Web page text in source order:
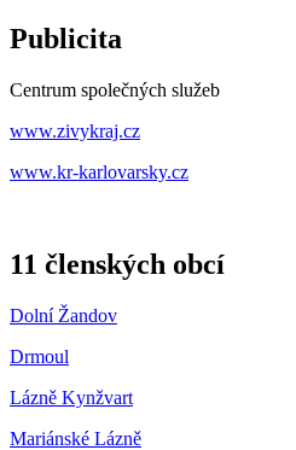
Publicita
Centrum společných služeb
www.zivykraj.cz
www.kr-karlovarsky.cz
11 členských obcí
Dolní Žandov
Drmoul
Lázně Kynžvart
Mariánské Lázně